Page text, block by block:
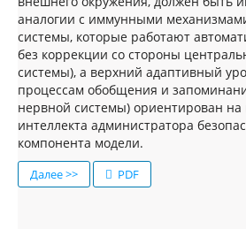
аналогии с иммунными
системы, которые работают
без коррекции со стороны
системы), а верхний адаптивный
процессам обобщения и
нервной системы) ориентирован на
интеллекта администратора
компонента модели.
Далее >> PDF